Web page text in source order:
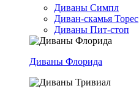
Диваны Симпл
Диван-скамья Торес
Диваны Пит-стоп
Диваны Флорида